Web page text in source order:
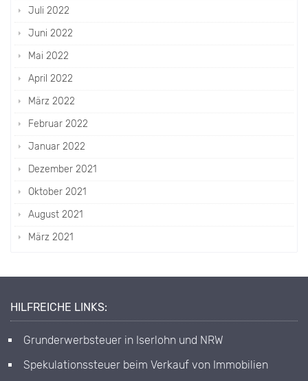
Juli 2022
Juni 2022
Mai 2022
April 2022
März 2022
Februar 2022
Januar 2022
Dezember 2021
Oktober 2021
August 2021
März 2021
HILFREICHE LINKS:
Grunderwerbsteuer in Iserlohn und NRW
Spekulationssteuer beim Verkauf von Immobilien